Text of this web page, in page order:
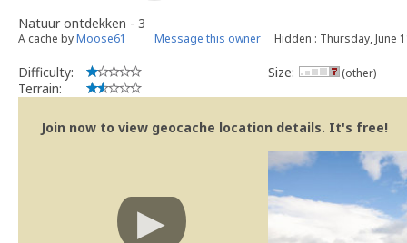
Natuur ontdekken - 3
A cache byMoose61 Message this owner Hidden : Thursday, June
Difficulty:
Terrain:
Size: (other)
Join now to view geocache location details. It's free!